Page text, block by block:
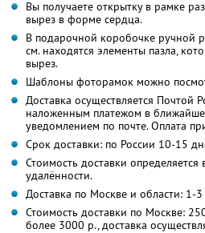
Вы получаете открытку в рамке
вырез в форме сердца.
В подарочной коробочке ручной
см. находятся элементы пазла,
вырез.
Шаблоны фоторамок можно
Доставка осуществляется Почтой
наложенным платежом в
уведомлением по почте. Оплата
Срок доставки: по России 10-15
Стоимость доставки определяется
удалённости.
Доставка по Москве и области: 1-
Стоимость доставки по Москве:
более 3000 р., доставка